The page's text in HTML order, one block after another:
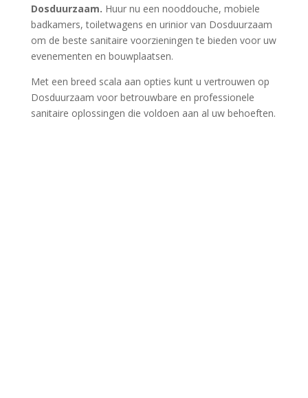
Dosduurzaam. Huur nu een nooddouche, mobiele
badkamers, toiletwagens en urinior van Dosduurzaam
om de beste sanitaire voorzieningen te bieden voor uw
evenementen en bouwplaatsen.
Met een breed scala aan opties kunt u vertrouwen op
Dosduurzaam voor betrouwbare en professionele
sanitaire oplossingen die voldoen aan al uw behoeften.